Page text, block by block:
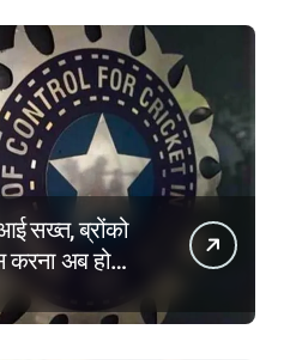
सख्त, ब्रोंको
अब होगा